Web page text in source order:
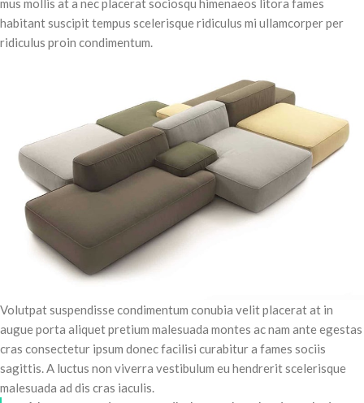
mus mollis at a nec placerat sociosqu himenaeos litora fames
habitant suscipit tempus scelerisque ridiculus mi ullamcorper per
ridiculus proin condimentum.
Volutpat suspendisse condimentum conubia velit placerat at in
augue porta aliquet pretium malesuada montes ac nam ante egestas
cras consectetur ipsum donec facilisi curabitur a fames sociis
sagittis. A luctus non viverra vestibulum eu hendrerit scelerisque
malesuada ad dis cras iaculis.